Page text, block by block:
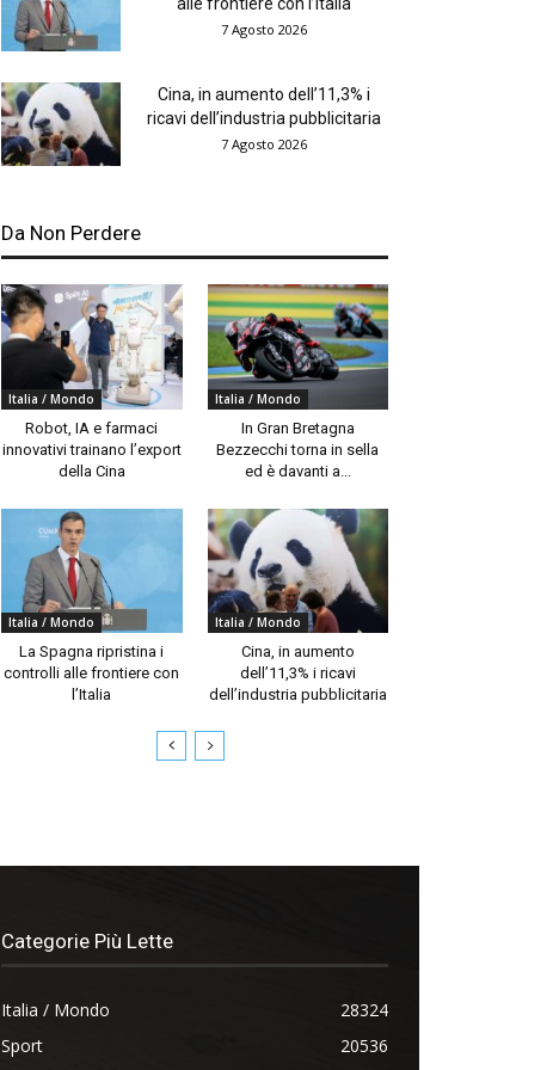
alle frontiere con l’Italia
7 Agosto 2026
Cina, in aumento dell’11,3% i
ricavi dell’industria pubblicitaria
7 Agosto 2026
Da Non Perdere
Italia / Mondo
Robot, IA e farmaci
innovativi trainano l’export
della Cina
Italia / Mondo
In Gran Bretagna
Bezzecchi torna in sella
ed è davanti a...
Italia / Mondo
La Spagna ripristina i
controlli alle frontiere con
l’Italia
Italia / Mondo
Cina, in aumento
dell’11,3% i ricavi
dell’industria pubblicitaria
Categorie Più Lette
Italia / Mondo
28324
Sport
20536